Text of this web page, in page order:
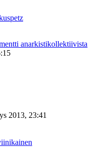
anarkistikollektiivista
2013, 23:41